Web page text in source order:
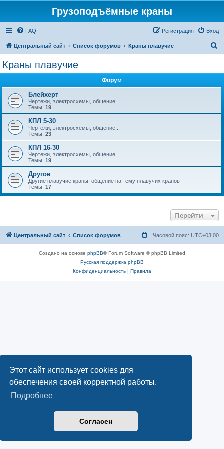
Этот сайт использует cookies для
обеспечения своей корректной работы.
Подробнее
Согласен
Грузоподъёмные краны
FAQ Вход
Регистрация
Центральный сайт Список форумов Краны плавучие
Краны плавучие
Форум
Блейхерт
Чертежи, электросхемы, общение...
Темы: 19
КПЛ 5-30
Чертежи, электросхемы, общение...
Темы: 23
КПЛ 16-30
Чертежи, электросхемы, общение...
Темы: 19
Другое
Другие плавучие краны, общение на тему плавучих кранов
Темы: 17
Перейти
Центральный сайт Список форумов Часовой пояс: UTC+03:00
Создано на основе phpBB® Forum Software © phpBB Limited
Русская поддержка phpBB
Конфиденциальность| Правила